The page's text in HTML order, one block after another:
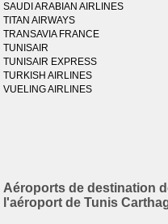
SAUDI ARABIAN AIRLINES
TITAN AIRWAYS
TRANSAVIA FRANCE
TUNISAIR
TUNISAIR EXPRESS
TURKISH AIRLINES
VUELING AIRLINES
Aéroports de destination
l'aéroport de Tunis